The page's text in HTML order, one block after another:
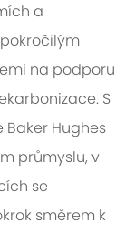
a
na podporu
S
Hughes
průmyslu, v
se
směrem k